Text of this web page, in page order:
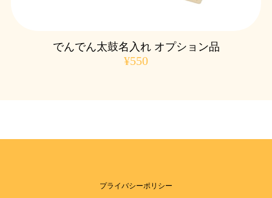
でんでん太鼓名入れ オプション品
¥550
プライバシーポリシー